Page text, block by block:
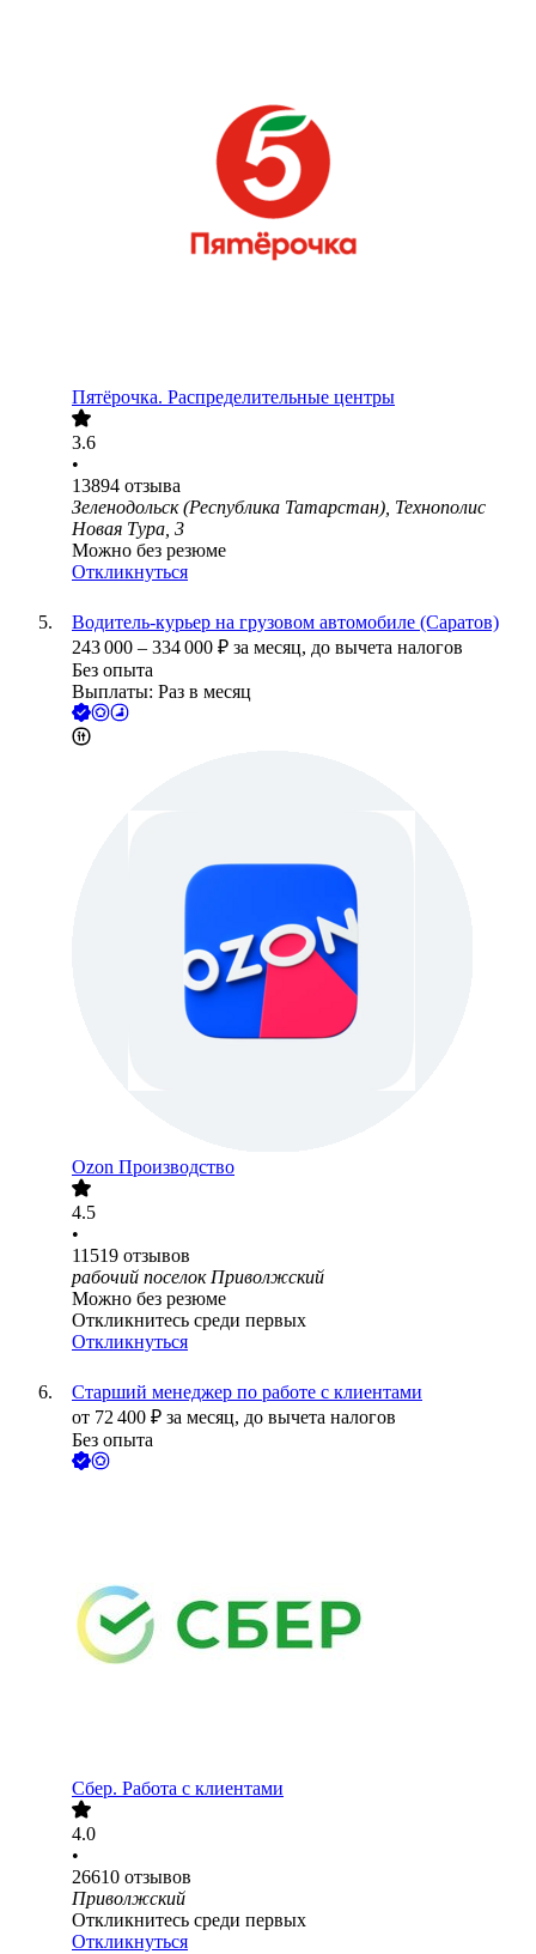
Пятёрочка. Распределительные центры
3.6
•
13894 отзыва
Зеленодольск (Республика Татарстан), Технополис
Новая Тура, 3
Можно без резюме
Откликнуться
Водитель-курьер на грузовом автомобиле (Саратов)
243 000 – 334 000 ₽ за месяц, до вычета налогов
Без опыта
Выплаты: Раз в месяц
Ozon Производство
4.5
•
11519 отзывов
рабочий поселок Приволжский
Можно без резюме
Откликнитесь среди первых
Откликнуться
Старший менеджер по работе с клиентами
от 72 400 ₽ за месяц, до вычета налогов
Без опыта
Сбер. Работа с клиентами
4.0
•
26610 отзывов
Приволжский
Откликнитесь среди первых
Откликнуться